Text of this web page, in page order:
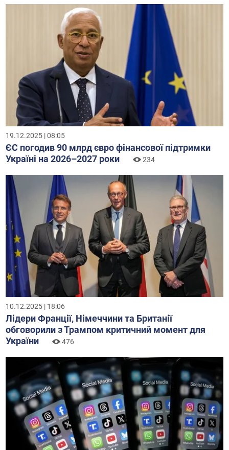
19.12.2025 | 08:05
ЄС погодив 90 млрд євро фінансової підтримки
Україні на 2026–2027 роки
234
10.12.2025 | 18:06
Лідери Франції, Німеччини та Британії
обговорили з Трампом критичний момент для
України
476